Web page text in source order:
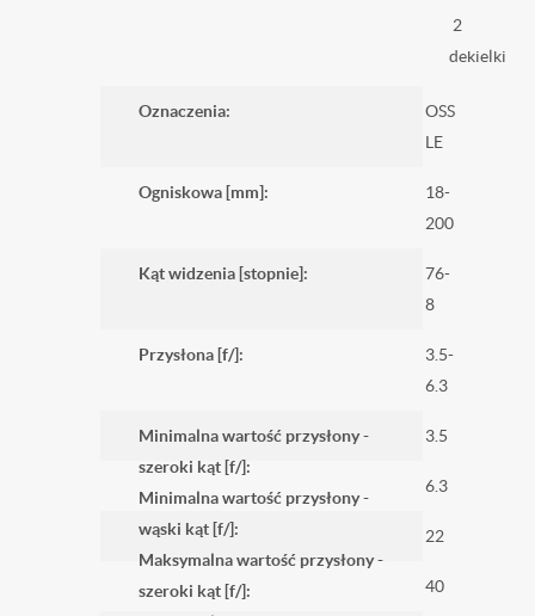
2
dekielki
Oznaczenia:
OSS
LE
Ogniskowa [mm]:
18-
200
Kąt widzenia [stopnie]:
76-
8
Przysłona [f/]:
3.5-
6.3
Minimalna wartość przysłony -
szeroki kąt [f/]:
3.5
Minimalna wartość przysłony -
wąski kąt [f/]:
6.3
Maksymalna wartość przysłony -
szeroki kąt [f/]:
22
40